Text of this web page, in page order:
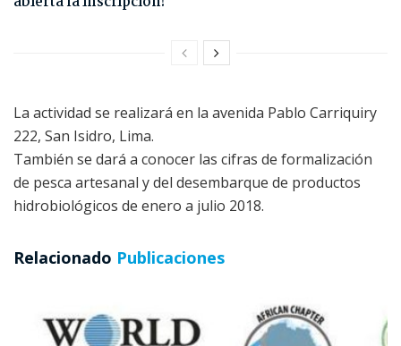
La actividad se realizará en la avenida Pablo Carriquiry
222, San Isidro, Lima.
También se dará a conocer las cifras de formalización
de pesca artesanal y del desembarque de productos
hidrobiológicos de enero a julio 2018.
Relacionado Publicaciones